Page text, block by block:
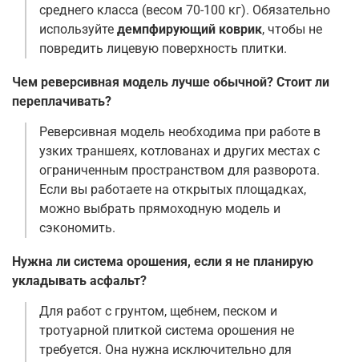
среднего класса (весом 70-100 кг). Обязательно
используйте демпфирующий коврик, чтобы не
повредить лицевую поверхность плитки.
Чем реверсивная модель лучше обычной? Стоит ли
переплачивать?
Реверсивная модель необходима при работе в
узких траншеях, котлованах и других местах с
ограниченным пространством для разворота.
Если вы работаете на открытых площадках,
можно выбрать прямоходную модель и
сэкономить.
Нужна ли система орошения, если я не планирую
укладывать асфальт?
Для работ с грунтом, щебнем, песком и
тротуарной плиткой система орошения не
требуется. Она нужна исключительно для